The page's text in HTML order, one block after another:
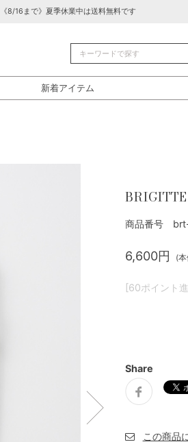
《8/16まで》夏季休業中は送料無料です
新着アイテム
商品番号
6,600円 (
[60ポイント
Share